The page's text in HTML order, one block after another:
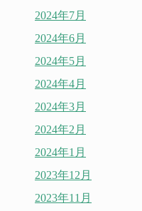
2024年7月
2024年6月
2024年5月
2024年4月
2024年3月
2024年2月
2024年1月
2023年12月
2023年11月